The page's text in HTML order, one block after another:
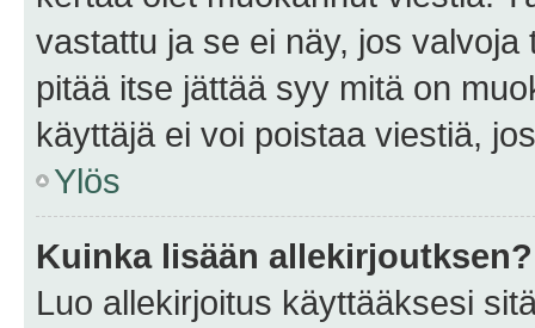
vastattu ja se ei näy, jos
pitää itse jättää syy mitä on
käyttäjä ei voi poistaa viestiä,
Ylös
Kuinka lisään allekirjoutksen?
Luo allekirjoitus käyttääksesi